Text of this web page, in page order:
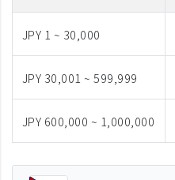
JPY 1 ~ 30,000
JPY 30,001 ~ 599,999
JPY 600,000 ~ 1,000,000